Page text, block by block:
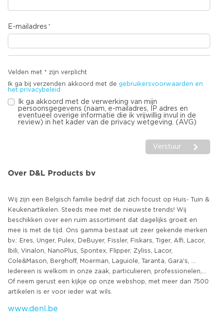
E-mailadres
Velden met * zijn verplicht
Ik ga bij verzenden akkoord met de gebruikersvoorwaarden en
het privacybeleid
Ik ga akkoord met de verwerking van mijn
persoonsgegevens (naam, e-mailadres, IP adres en
eventueel overige informatie die ik vrijwillig invul in de
review) in het kader van de privacy wetgeving. (AVG)
Verstuur
Over D&L Products bv
Wij zijn een Belgisch familie bedrijf dat zich focust op Huis- Tuin &
Keukenartikelen. Steeds mee met de nieuwste trends! Wij
beschikken over een ruim assortiment dat dagelijks groeit en
mee is met de tijd. Ons gamma bestaat uit zeer gekende merken
bv.: Eres, Unger, Pulex, DeBuyer, Fissler, Fiskars, Tiger, Alfi, Lacor,
Ibili, Vinalon, NanoPlus, Spontex, Flipper, Zyliss, Lacor,
Cole&Mason, Berghoff, Moerman, Laguiole, Taranta, Gara's, ...
Iedereen is welkom in onze zaak, particulieren, professionelen,...
Of neem gerust een kijkje op onze webshop, met meer dan 7500
www.denl.be